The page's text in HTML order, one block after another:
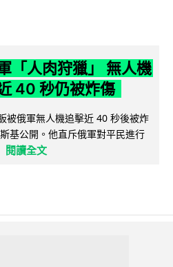
「人肉狩獵」 無人機
40 秒仍被炸傷
被俄軍無人機追擊近 40 秒後被炸
基公開。他直斥俄軍對平民進行
閱讀全文